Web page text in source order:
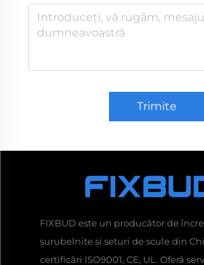
Trimite
FIXBUD este un producător de
șurubelnițe și seturi de scule din
certificări ISO9001, CE, UL. Oferă